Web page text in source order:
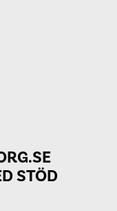
STÖD